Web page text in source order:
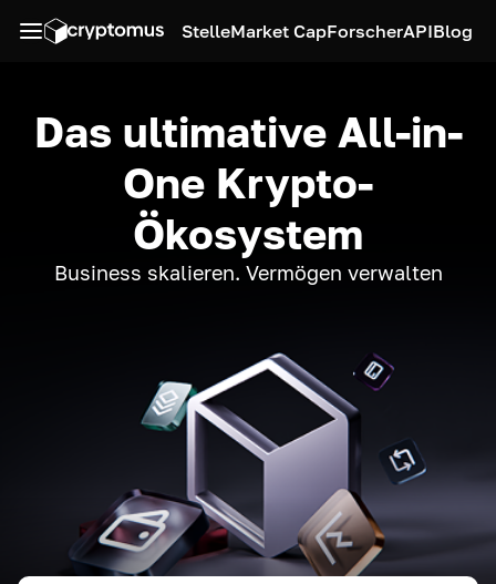
StelleMarket CapForscherAPIBlog
Das ultimative All-in-
One Krypto-
Ökosystem
Business skalieren. Vermögen verwalten